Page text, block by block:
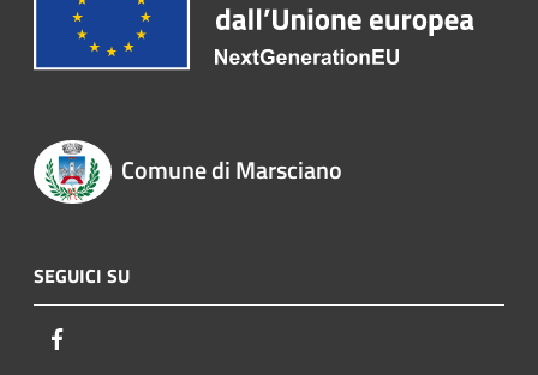
Comune di Marsciano
SEGUICI SU